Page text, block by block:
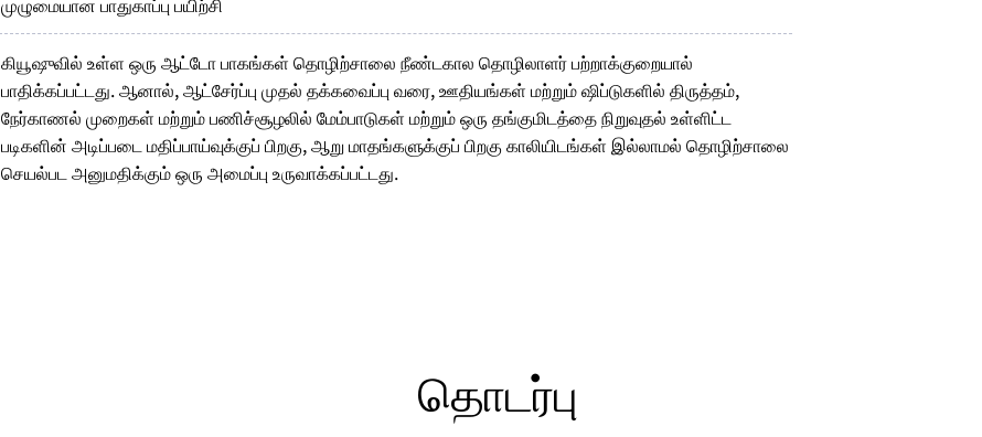
கியூஷுவில் உள்ள ஒரு ஆட்டோ பாகங்கள் தொழிற்சாலை நீண்டகால தொழிலாளர் பற்றாக்குறையால்
பாதிக்கப்பட்டது. ஆனால், ஆட்சேர்ப்பு முதல் தக்கவைப்பு வரை, ஊதியங்கள் மற்றும் ஷிப்டுகளில் திருத்தம்,
நேர்காணல் முறைகள் மற்றும் பணிச்சூழலில் மேம்பாடுகள் மற்றும் ஒரு தங்குமிடத்தை நிறுவுதல் உள்ளிட்ட
படிகளின் அடிப்படை மதிப்பாய்வுக்குப் பிறகு, ஆறு மாதங்களுக்குப் பிறகு காலியிடங்கள் இல்லாமல் தொழிற்சாலை
செயல்பட அனுமதிக்கும் ஒரு அமைப்பு உருவாக்கப்பட்டது.
தொடர்பு